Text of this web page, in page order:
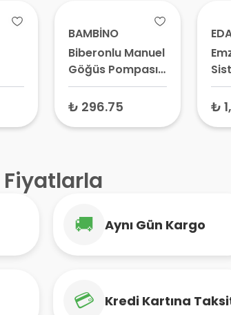
BAMBİNO
Biberonlu Manuel
Göğüs Pompası
T002
₺ 296.75 ₺
Fiyatlarla
🚚 Aynı Gün Kargo
💳 Kredi Kartına